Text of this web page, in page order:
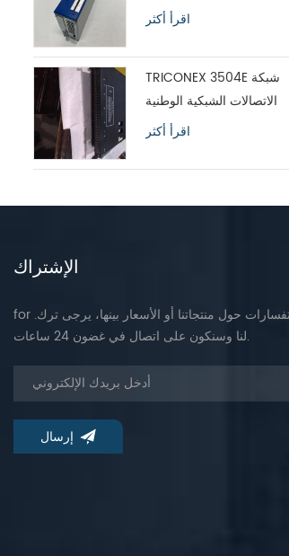
A0-00-1113-00 محرك
اقرأ أكثر
TRICONEX 3504E شبكة
الاتصالات الشبكية الوطنية
الشحن السريع
اقرأ أكثر
الإشتراك
for .استفسارات حول منتجاتنا أو الأسعار بينها، يرجى ترك
لنا وسنكون على اتصال في غضون 24 ساعات.